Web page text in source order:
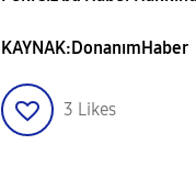
KAYNAK:DonanımHaber
3 Likes